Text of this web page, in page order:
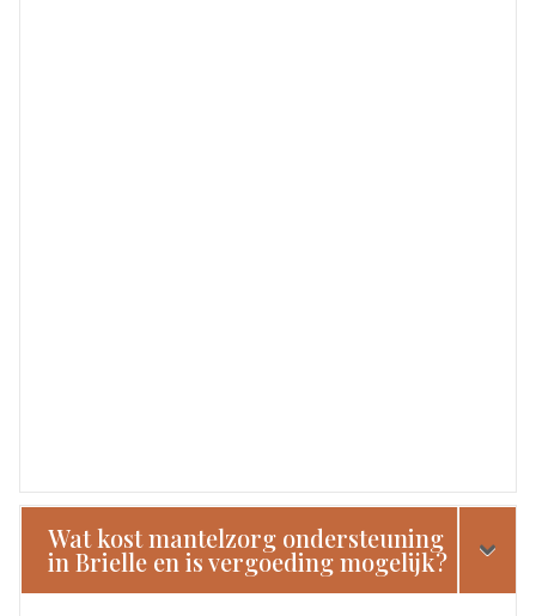
Wat kost mantelzorg ondersteuning
in Brielle en is vergoeding mogelijk?